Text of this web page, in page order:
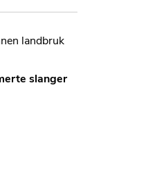
landbruk
slanger